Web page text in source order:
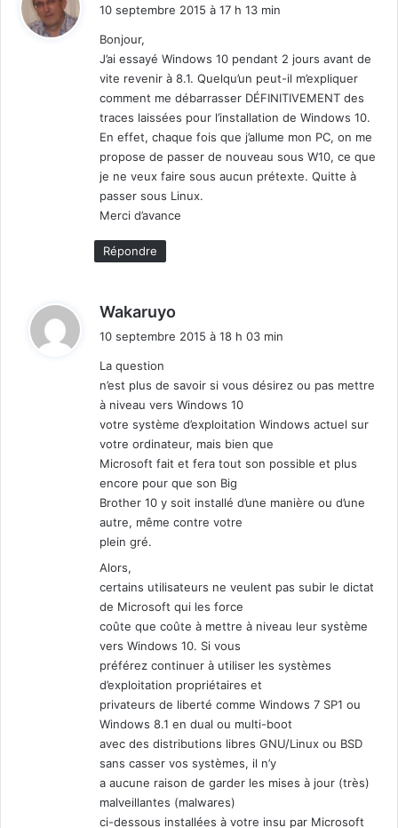
:
10 septembre 2015 à 17 h 13 min
Bonjour,
J’ai essayé Windows 10 pendant 2 jours avant de
vite revenir à 8.1. Quelqu’un peut-il m’expliquer
comment me débarrasser DÉFINITIVEMENT des
traces laissées pour l’installation de Windows 10.
En effet, chaque fois que j’allume mon PC, on me
propose de passer de nouveau sous W10, ce que
je ne veux faire sous aucun prétexte. Quitte à
passer sous Linux.
Merci d’avance
Répondre
Wakaruyo
:
10 septembre 2015 à 18 h 03 min
La question
n’est plus de savoir si vous désirez ou pas mettre
à niveau vers Windows 10
votre système d’exploitation Windows actuel sur
votre ordinateur, mais bien que
Microsoft fait et fera tout son possible et plus
encore pour que son Big
Brother 10 y soit installé d’une manière ou d’une
autre, même contre votre
plein gré.
Alors,
certains utilisateurs ne veulent pas subir le dictat
de Microsoft qui les force
coûte que coûte à mettre à niveau leur système
vers Windows 10. Si vous
préférez continuer à utiliser les systèmes
d’exploitation propriétaires et
privateurs de liberté comme Windows 7 SP1 ou
Windows 8.1 en dual ou multi-boot
avec des distributions libres GNU/Linux ou BSD
sans casser vos systèmes, il n’y
a aucune raison de garder les mises à jour (très)
malveillantes (malwares)
ci-dessous installées à votre insu par Microsoft